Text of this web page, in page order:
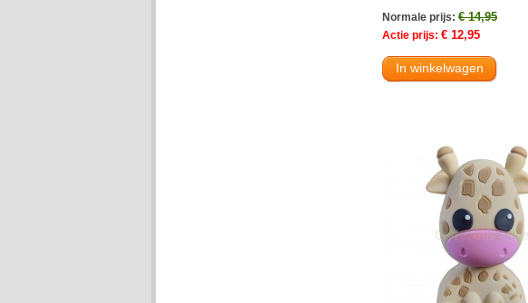
Normale prijs: € 14,95
Actie prijs: € 12,95
In winkelwagen